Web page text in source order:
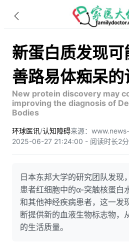
新蛋白质发现
善路易体痴呆的
New protein discovery may
improving the diagnosis of
Bodies
环球医讯/认知障碍来源：
2025-06-27 21:24:00 - 阅读时长2
日本东邦大学的研究团队发现
患者红细胞中的α-突触核蛋白
和其他神经疾病患者，这一发
断提供新的血液生物标志物，
的生活质量。